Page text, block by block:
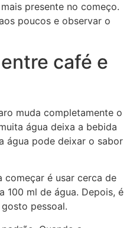
presente no começo.
poucos e observar o
café e
muda completamente o
água deixa a bebida
água pode deixar o sabor
começar é usar cerca de
100 ml de água. Depois, é
pessoal.